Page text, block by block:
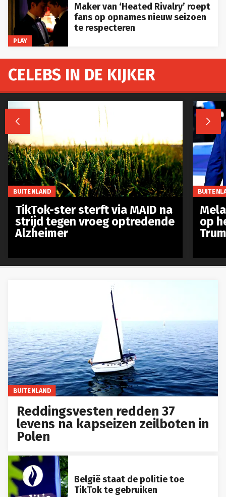
PLAY
Maker van ‘Heated Rivalry’ roept
fans op opnames nieuw seizoen
te respecteren
BUITENLAND
Reddingsvesten redden 37
levens na kapseizen zeilboten in
Polen
België staat de politie toe
TikTok te gebruiken
CELEBS IN DE KIJKER
 
BUITENLAND
TikTok-ster sterft via MAID na
strijd tegen vroeg optredende
Alzheimer
op